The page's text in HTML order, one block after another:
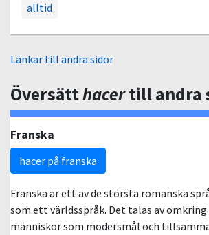
alltid
Länkar till andra sidor
Översätthacertill andra
Franska
hacer på franska
Franska är ett av de största romanska
som ett världsspråk. Det talas av
människor som modersmål och